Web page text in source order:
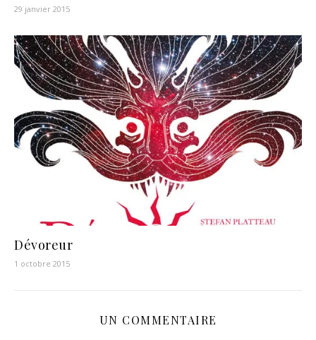
29 janvier 2015
Dévoreur
1 octobre 2015
UN COMMENTAIRE